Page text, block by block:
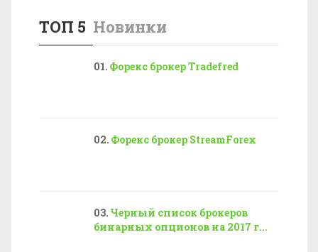
ТОП 5 Новинки
Форекс брокер Tradefred
Форекс брокер StreamForex
Черный список брокеров
бинарных опционов на 2017 г...